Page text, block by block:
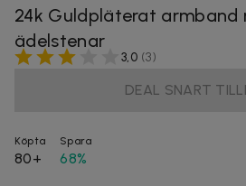
24k Guldpläterat armband
ädelstenar
3,0 (3)
DEAL SNART
Köpta
80+
Spara
68%